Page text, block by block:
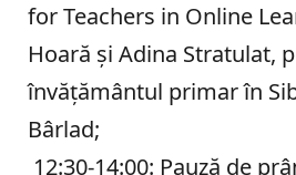
for Teachers in Online
Hoară şi Adina Stratulat,
învăţământul primar în
Bârlad;
12:30-14:00: Pauză de